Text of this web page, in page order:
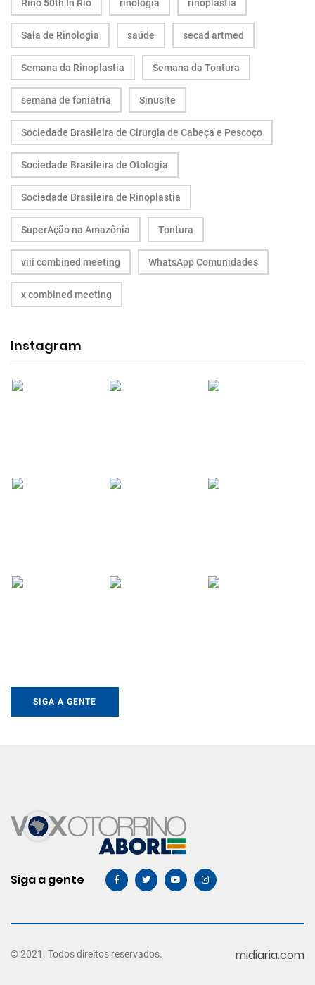
Rino 50th In Rio rinologia rinoplastia
Sala de Rinologia saúde secad artmed
Semana da Rinoplastia Semana da Tontura
semana de foniatria Sinusite
Sociedade Brasileira de Cirurgia de Cabeça e Pescoço
Sociedade Brasileira de Otologia
Sociedade Brasileira de Rinoplastia
SuperAção na Amazônia Tontura
viii combined meeting WhatsApp Comunidades
x combined meeting
Instagram
SIGA A GENTE
Siga a gente
© 2021. Todos direitos reservados. midiaria.com